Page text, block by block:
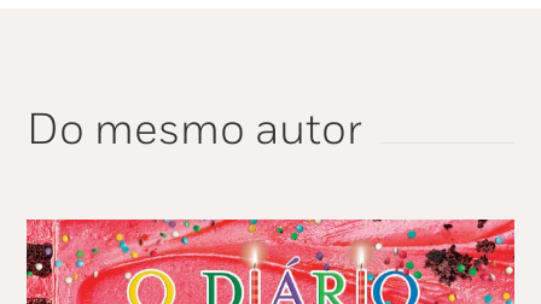
Do mesmo autor